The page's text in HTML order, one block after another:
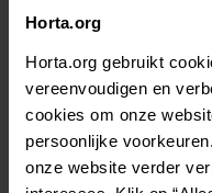
Horta.org
Horta.org gebruikt
vereenvoudigen en
cookies om onze
persoonlijke
onze website verder
Description
Avec la laisse à sangle
promener sans souci
Fabriquée à partir de